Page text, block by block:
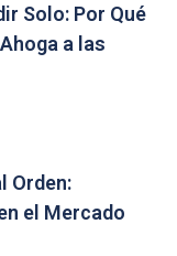
Solo: Por Qué
a las
Orden:
el Mercado